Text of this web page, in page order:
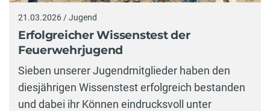
21.03.2026 / Jugend
Erfolgreicher Wissenstest der
Feuerwehrjugend
Sieben unserer Jugendmitglieder haben den
diesjährigen Wissenstest erfolgreich bestanden
und dabei ihr Können eindrucksvoll unter